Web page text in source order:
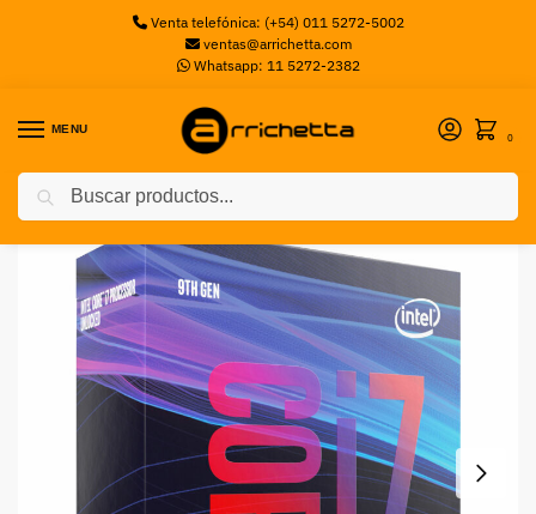
Venta telefónica: (+54) 011 5272-5002
ventas@arrichetta.com
Whatsapp: 11 5272-2382
MENU
0
Inicio Promociones / Procesador Intel Core i7-9700K, S-1151, 3.60GHz, 8-Core, 12MB Smart Cache (9na. Generación Coffee Lake)